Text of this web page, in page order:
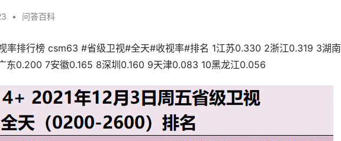
• 问答百科
率排行榜 csm63 #省级卫视#全天#收视率#排名 1江苏0.330 2浙江0.319 3湖南
0.200 7安徽0.165 8深圳0.160 9天津0.083 10黑龙江0.056